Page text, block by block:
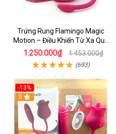
Trứng Rung Flamingo Magic
Motion – Điều Khiển Từ Xa Qua
App Điện Thoại, Siêu Kín Đáo
Cho Nữ
1.250.000₫ 1.453.000₫
(693)
-13%
5